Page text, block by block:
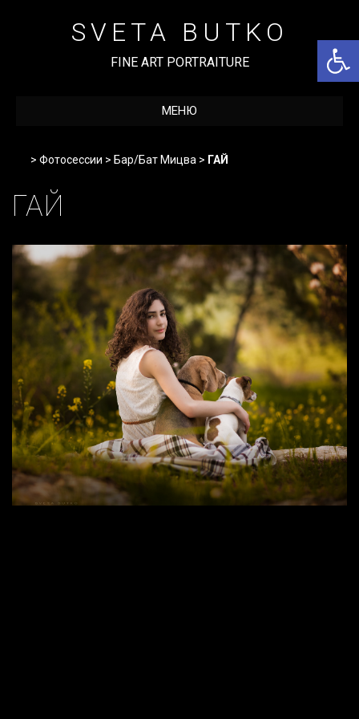
содержимомуSVETA BUTKO
FINE ART PORTRAITURE
МЕНЮ
Home
> Фотосессии > Бар/Бат Мицва > ГАЙ
ГАЙ